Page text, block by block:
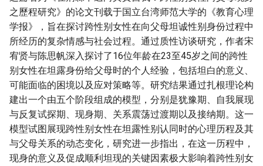
之歷程研究》的论文刊载于国立台湾师范大学的《教育心理
学报》，旨在探讨跨性别女性在向父母坦诚性别身份过程中
所经历的复杂情感与社会过程。通过质性访谈研究，作者宋
宥贤与陈思帆深入探讨了16位年龄在23至45岁之间的跨性
别女性在坦露身份给父母时的个人经验，包括坦白的意义、
可能面临的困境以及应对策略等。研究结果通过扎根理论构
建出一个由五个阶段组成的模型，分别是犹豫期、自我展现
与反复试探期、现身期、关系震荡过渡期以及接纳期。这一
模型试图展现跨性别女性在坦露性别认同时的心理历程及其
与父母关系的动态变化，研究进一步指出，在这一历程中，
现身的意义及促成顺利坦现的关键因素极大影响着跨性别女